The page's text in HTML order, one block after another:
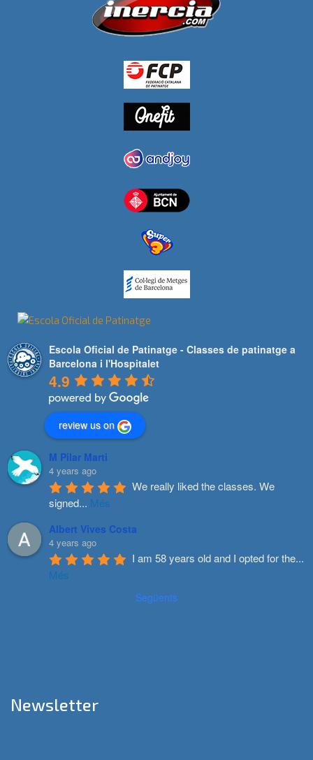
Escola Oficial de Patinatge - Classes de patinatge a
Barcelona i l'Hospitalet
4.9
review us on
M Pilar Marti
4 years ago
We really liked the classes. We
signed... Més
Albert Vives Costa
4 years ago
I am 58 years old and I opted for the...
Més
Següents
Newsletter